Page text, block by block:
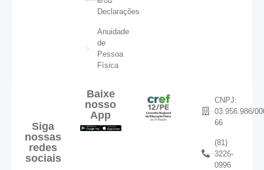
Declarações
Anuidade
de
Pessoa
Física
Siga
nossas
redes
sociais
Baixe
nosso
App
CNPJ:
03.956.986/
66
(81)
3226-
0996